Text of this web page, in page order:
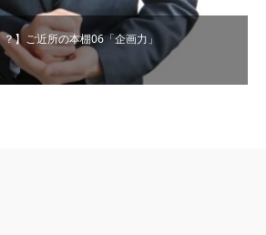
？】ご近所の本棚06「企画力」